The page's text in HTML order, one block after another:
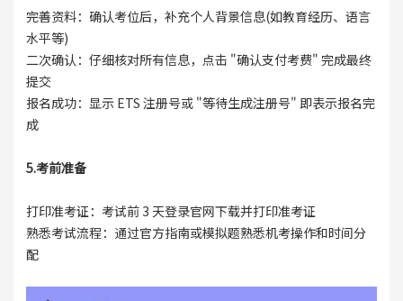
完善资料：确认考位后，补充个人背景信息(如教育经历、语言
水平等)
二次确认：仔细核对所有信息，点击 "确认支付考费" 完成最终
提交
报名成功：显示 ETS 注册号或 "等待生成注册号" 即表示报名完
成
5.考前准备
打印准考证：考试前 3 天登录官网下载并打印准考证
熟悉考试流程：通过官方指南或模拟题熟悉机考操作和时间分
配